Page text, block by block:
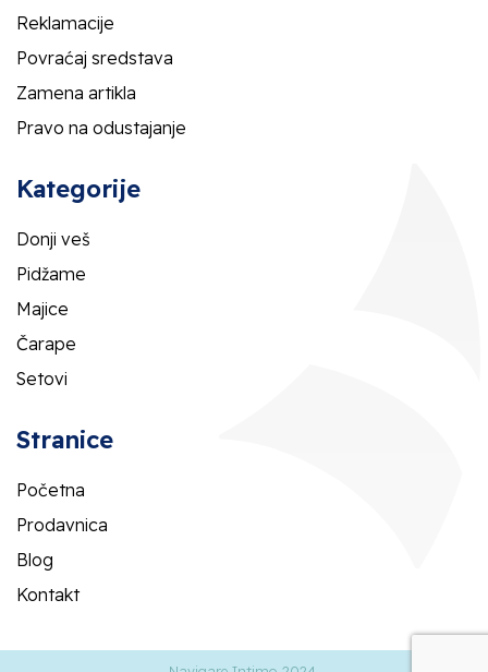
Reklamacije
Povraćaj sredstava
Zamena artikla
Pravo na odustajanje
Kategorije
Donji veš
Pidžame
Majice
Čarape
Setovi
Stranice
Početna
Prodavnica
Blog
Kontakt